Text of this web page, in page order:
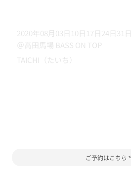
2020年08月03日10日17日24日31日
＠高田馬場 BASS ON TOP
TAICHI（たいち）
ご予約はこちら